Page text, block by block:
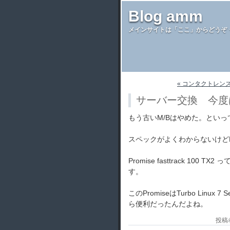
Blog amm
メインサイトは「ここ」からどうぞ
« コンタクトレン
サーバー交換 今度
もう古いM/Bはやめた。とい
スペックがよくわからないけ
Promise fasttrack 100 TX2 っ
す。
このPromiseはTurbo Linux 7
ら便利だったんだよね。
投稿